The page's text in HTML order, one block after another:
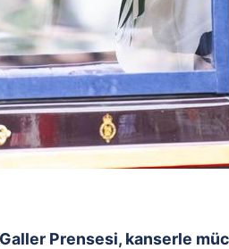
Prensesi, kanserle